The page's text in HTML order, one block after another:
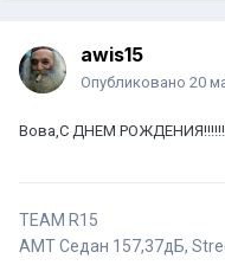
awis15
Опубликовано 20
Вова,С ДНЕМ
TEAM R15
АМТ Седан 157,37дБ,